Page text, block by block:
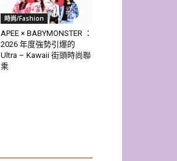
時尚/Fashion
APEE × BABYMONSTER ：
2026 年度強勢引爆的
Ultra – Kawaii 街頭時尚聯
乘